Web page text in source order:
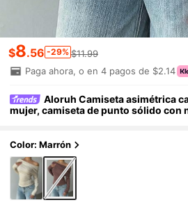
$8.56 -29% $11.99
Paga ahora, o en 4 pagos de $2.14
Aloruh Camiseta asimétrica
mujer, camiseta de punto sólido con
Color: Marrón